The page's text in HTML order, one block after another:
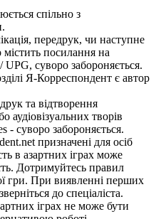
спільно з
передрук, чи наступне
посилання на
суворо забороняється.
Я-Корреспондент є автор
та відтворення
аудіовізуальних творів
- суворо забороняється.
призначені для осіб
в азартних іграх може
Дотримуйтесь правил
гри. При виявленні перших
до спеціаліста.
іграх не може бути